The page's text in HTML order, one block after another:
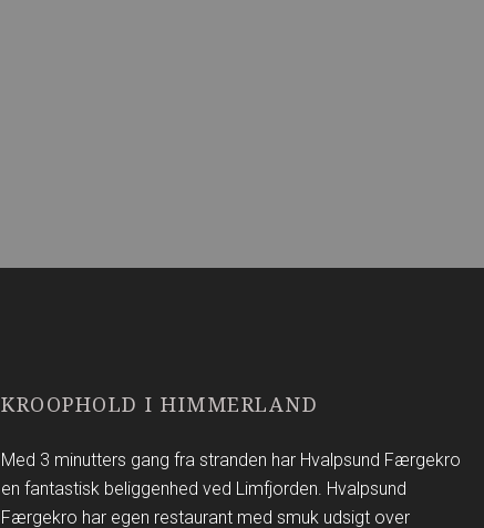
KROOPHOLD I HIMMERLAND
Med 3 minutters gang fra stranden har Hvalpsund Færgekro
en fantastisk beliggenhed ved Limfjorden. Hvalpsund
Færgekro har egen restaurant med smuk udsigt over